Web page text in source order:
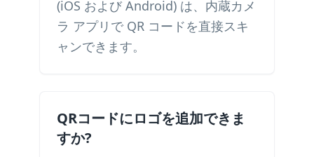
(iOS および Android) は、内蔵カメ
ラ アプリで QR コードを直接スキ
ャンできます。
QRコードにロゴを追加できま
すか?